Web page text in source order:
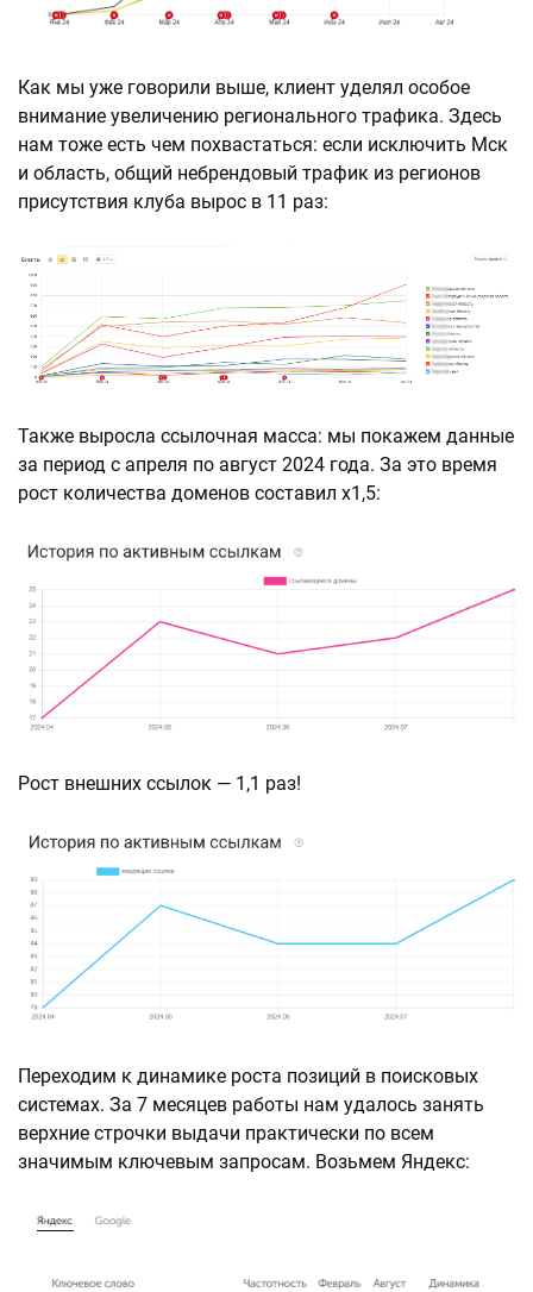
Как мы уже говорили выше, клиент уделял особое
внимание увеличению регионального трафика. Здесь
нам тоже есть чем похвастаться: если исключить Мск
и область, общий небрендовый трафик из регионов
присутствия клуба вырос в 11 раз:
Также выросла ссылочная масса: мы покажем данные
за период с апреля по август 2024 года. За это время
рост количества доменов составил х1,5:
Рост внешних ссылок — 1,1 раз!
Переходим к динамике роста позиций в поисковых
системах. За 7 месяцев работы нам удалось занять
верхние строчки выдачи практически по всем
значимым ключевым запросам. Возьмем Яндекс: